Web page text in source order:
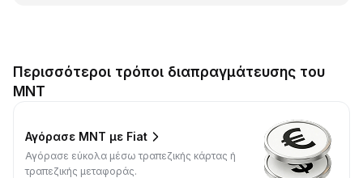
Περισσότεροι τρόποι διαπραγμάτευσης του
MNT
Αγόρασε MNT με Fiat
Αγόρασε εύκολα μέσω τραπεζικής κάρτας ή
τραπεζικής μεταφοράς.